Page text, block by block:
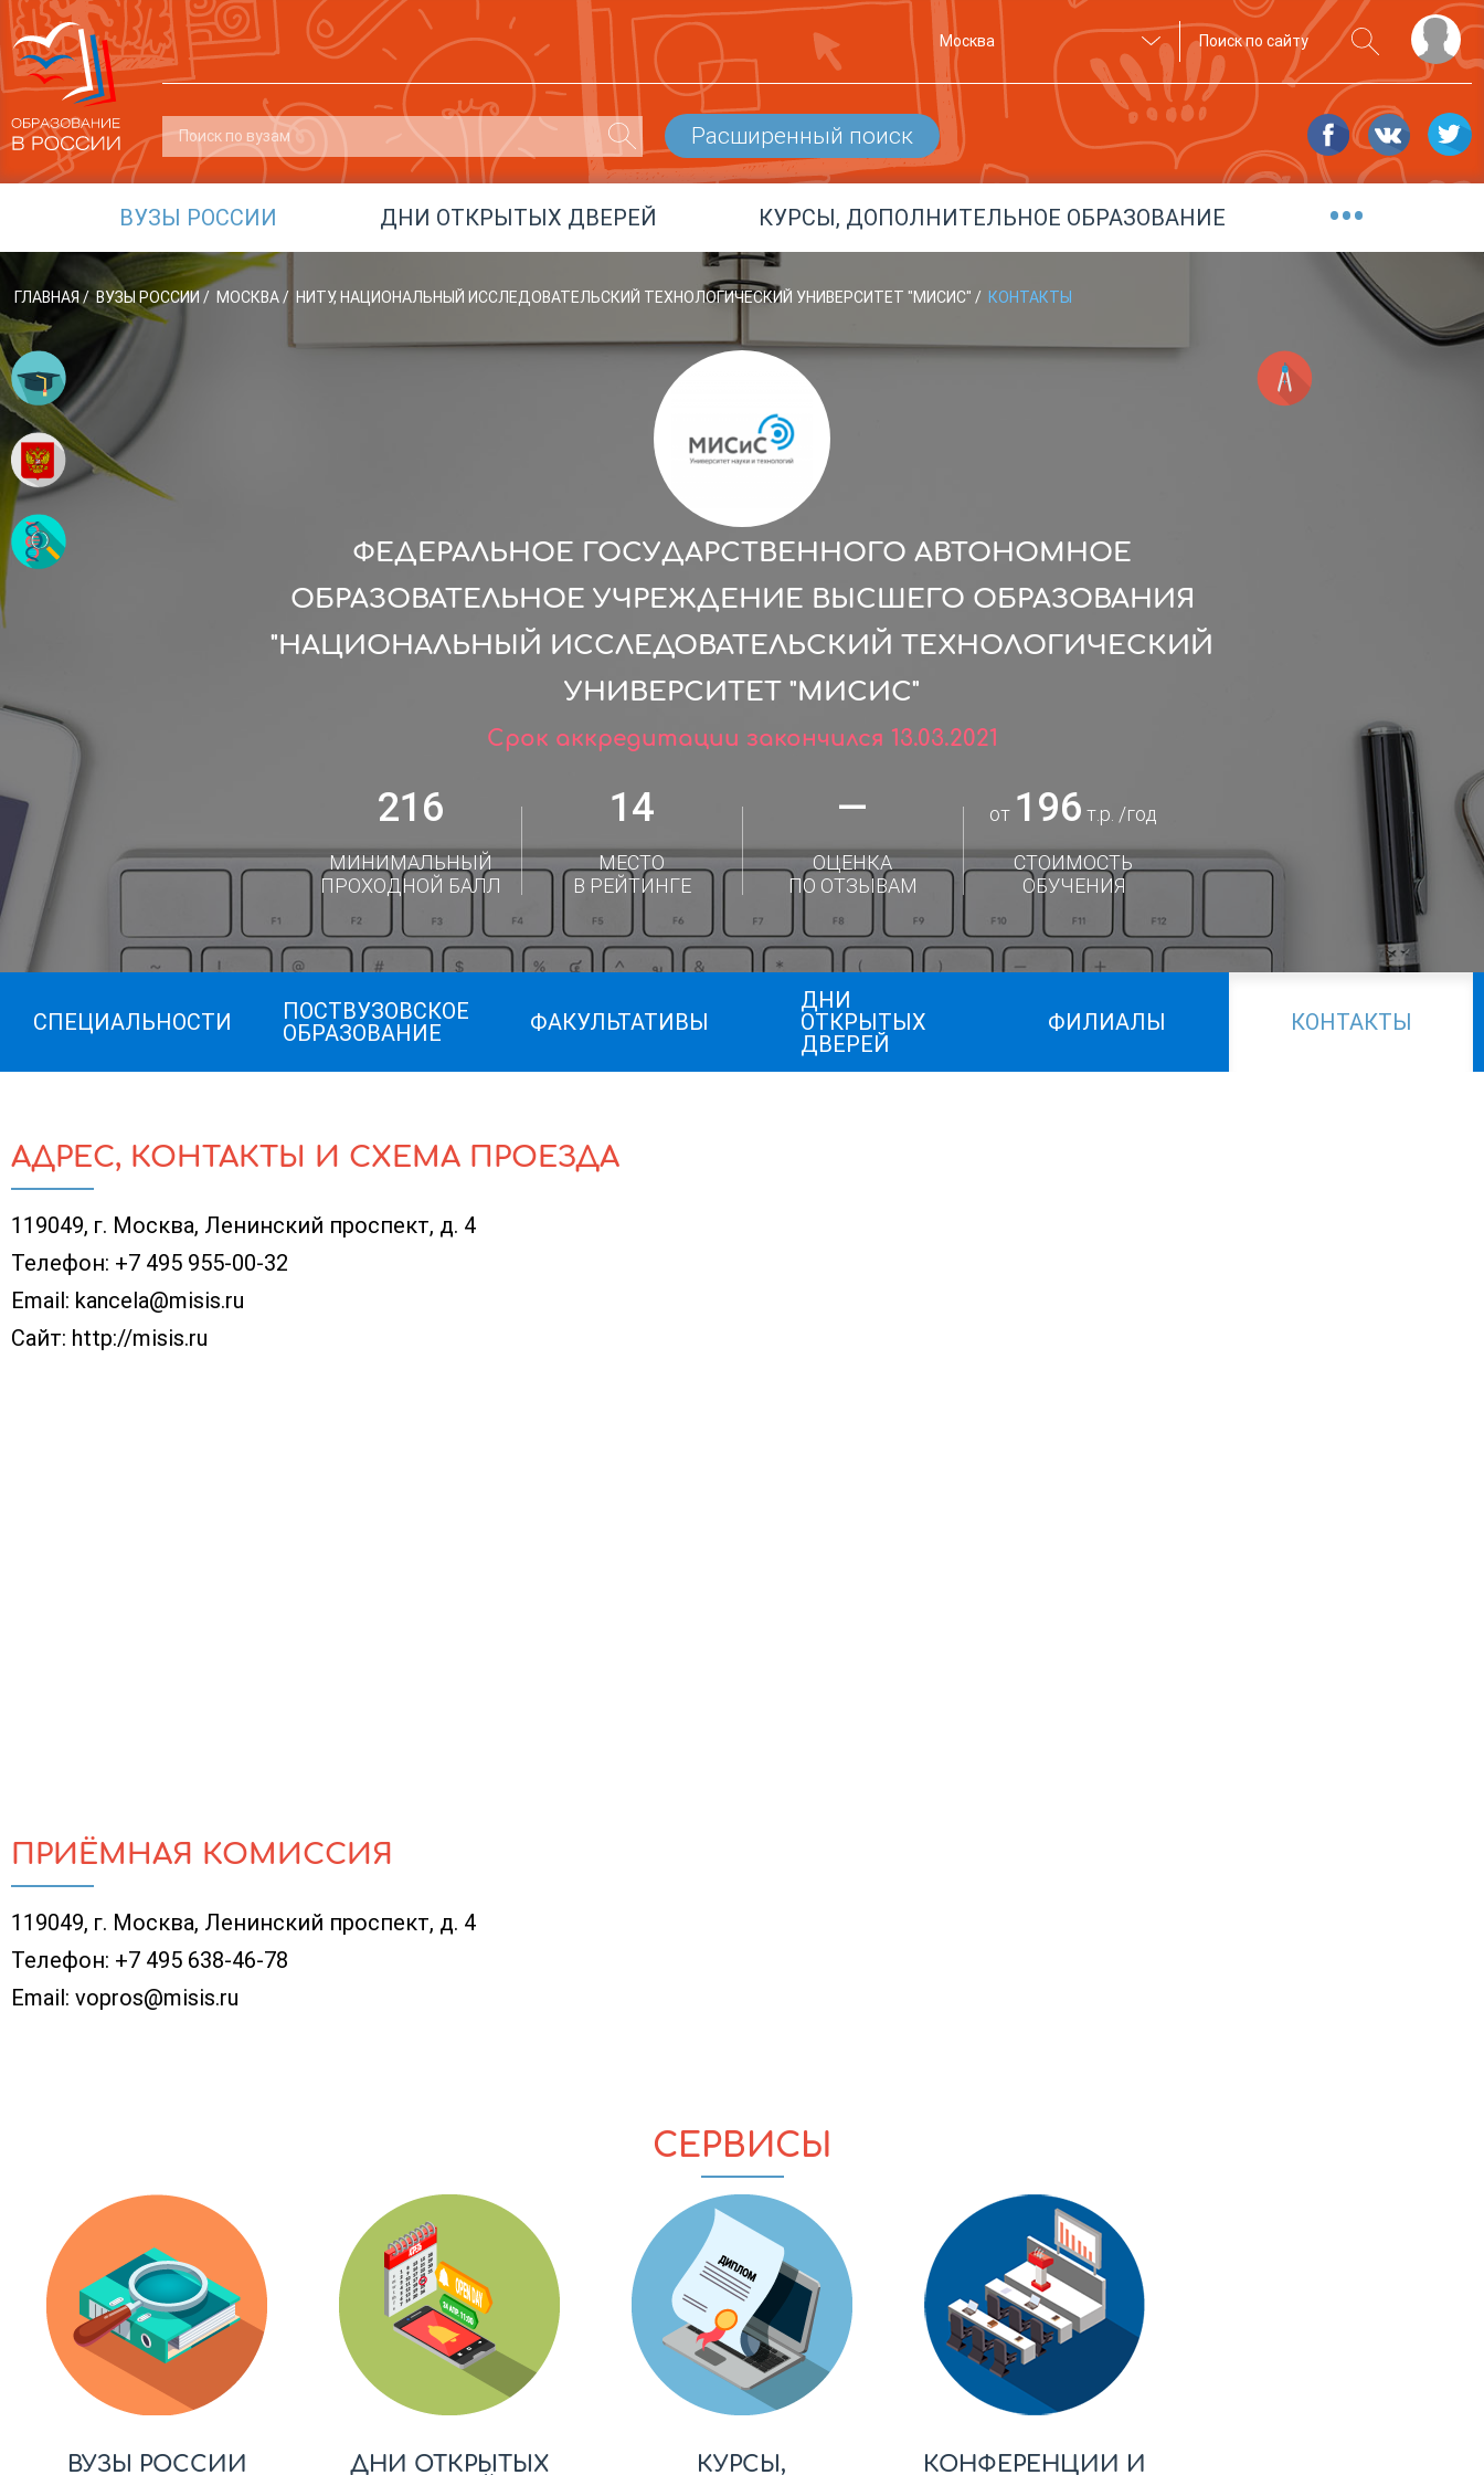
Москва
Расширенный поиск
ВУЗЫ РОССИИ ДНИ ОТКРЫТЫХ ДВЕРЕЙ КУРСЫ, ДОПОЛНИТЕЛЬНОЕ ОБРАЗОВАНИЕ •••
ГЛАВНАЯ/ ВУЗЫ РОССИИ / МОСКВА/ НИТУ, НАЦИОНАЛЬНЫЙ ИССЛЕДОВАТЕЛЬСКИЙ ТЕХНОЛОГИЧЕСКИЙ УНИВЕРСИТЕТ "МИСИС" / КОНТАКТЫ
ФЕДЕРАЛЬНОЕ ГОСУДАРСТВЕННОГО АВТОНОМНОЕ
ОБРАЗОВАТЕЛЬНОЕ УЧРЕЖДЕНИЕ ВЫСШЕГО ОБРАЗОВАНИЯ
"НАЦИОНАЛЬНЫЙ ИССЛЕДОВАТЕЛЬСКИЙ ТЕХНОЛОГИЧЕСКИЙ
УНИВЕРСИТЕТ "МИСИС"
Срок аккредитации закончился 13.03.2021
216
МИНИМАЛЬНЫЙ
ПРОХОДНОЙ БАЛЛ
14
МЕСТО
В РЕЙТИНГЕ
—
ОЦЕНКА
ПО ОТЗЫВАМ
от 196 т.р. /год
СТОИМОСТЬ
ОБУЧЕНИЯ
СПЕЦИАЛЬНОСТИ
ПОСТВУЗОВСКОЕ
ОБРАЗОВАНИЕ
ФАКУЛЬТАТИВЫ
ДНИ
ОТКРЫТЫХ
ДВЕРЕЙ
ФИЛИАЛЫ КОНТАКТЫ
АДРЕС, КОНТАКТЫ И СХЕМА ПРОЕЗДА
119049, г. Москва, Ленинский проспект, д. 4
Телефон: +7 495 955-00-32
Email: kancela@misis.ru
Сайт: http://misis.ru
ПРИЁМНАЯ КОМИССИЯ
119049, г. Москва, Ленинский проспект, д. 4
Телефон: +7 495 638-46-78
Email: vopros@misis.ru
СЕРВИСЫ
ВУЗЫ РОССИИ ДНИ ОТКРЫТЫХ КУРСЫ, КОНФЕРЕНЦИИ И